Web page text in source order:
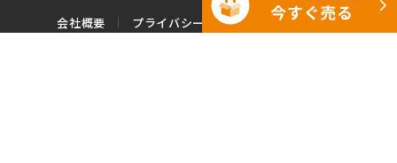
会社概要 プライバシーポリシー
ご利用規約